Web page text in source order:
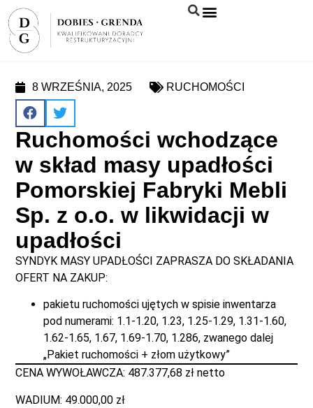
8 WRZEŚNIA, 2025 RUCHOMOŚCI
Ruchomości wchodzące
w skład masy upadłości
Pomorskiej Fabryki Mebli
Sp. z o.o. w likwidacji w
upadłości
SYNDYK MASY UPADŁOŚCI ZAPRASZA DO SKŁADANIA
OFERT NA ZAKUP:
pakietu ruchomości ujętych w spisie inwentarza
pod numerami: 1.1-1.20, 1.23, 1.25-1.29, 1.31-1.60,
1.62-1.65, 1.67, 1.69-1.70, 1.286, zwanego dalej
„Pakiet ruchomości + złom użytkowy”
CENA WYWOŁAWCZA: 487.377,68 zł netto
WADIUM: 49.000,00 zł